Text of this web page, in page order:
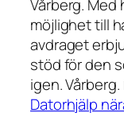
Vårberg. Med
möjlighet till
avdraget
stöd för den
igen.
Datorhjälp